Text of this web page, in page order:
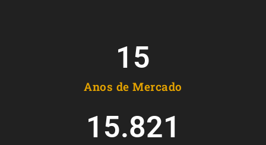
Anos de Mercado
15
15.821